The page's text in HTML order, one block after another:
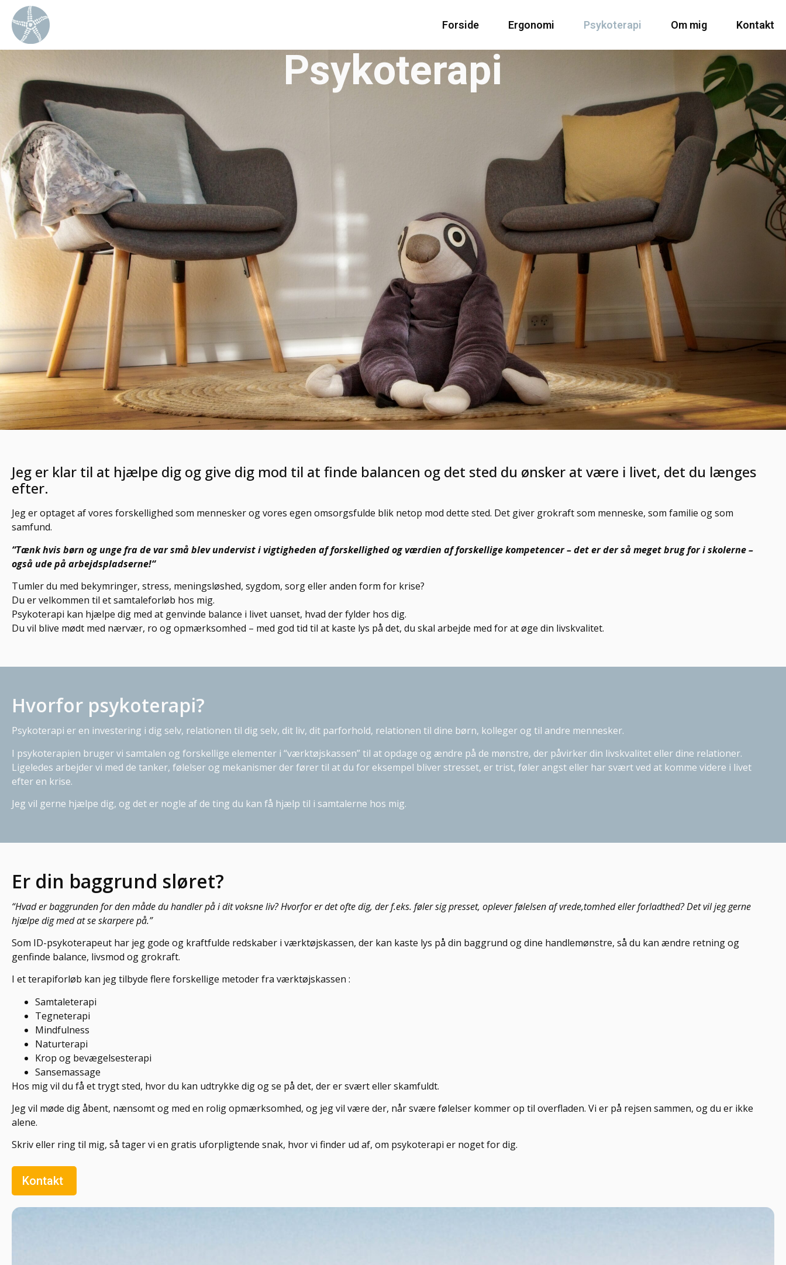
Forside Ergonomi Psykoterapi Om mig Kontakt
Psykoterapi
Jeg er klar til at hjælpe dig og give dig mod til at finde balancen og det sted du ønsker at være i livet, det du længes
efter.
Jeg er optaget af vores forskellighed som mennesker og vores egen omsorgsfulde blik netop mod dette sted. Det giver grokraft som menneske, som familie og som
samfund.
“Tænk hvis børn og unge fra de var små blev undervist i vigtigheden af forskellighed og værdien af forskellige kompetencer – det er der så meget brug for i skolerne –
også ude på arbejdspladserne!“
Tumler du med bekymringer, stress, meningsløshed, sygdom, sorg eller anden form for krise?
Du er velkommen til et samtaleforløb hos mig.
Psykoterapi kan hjælpe dig med at genvinde balance i livet uanset, hvad der fylder hos dig.
Du vil blive mødt med nærvær, ro og opmærksomhed – med god tid til at kaste lys på det, du skal arbejde med for at øge din livskvalitet.
Hvorfor psykoterapi?
Psykoterapi er en investering i dig selv, relationen til dig selv, dit liv, dit parforhold, relationen til dine børn, kolleger og til andre mennesker.
I psykoterapien bruger vi samtalen og forskellige elementer i “værktøjskassen” til at opdage og ændre på de mønstre, der påvirker din livskvalitet eller dine relationer.
Ligeledes arbejder vi med de tanker, følelser og mekanismer der fører til at du for eksempel bliver stresset, er trist, føler angst eller har svært ved at komme videre i livet
efter en krise.
Jeg vil gerne hjælpe dig, og det er nogle af de ting du kan få hjælp til i samtalerne hos mig.
Er din baggrund sløret?
“Hvad er baggrunden for den måde du handler på i dit voksne liv? Hvorfor er det ofte dig, der f.eks. føler sig presset, oplever følelsen af vrede,tomhed eller forladthed? Det vil jeg gerne
hjælpe dig med at se skarpere på.”
Som ID-psykoterapeut har jeg gode og kraftfulde redskaber i værktøjskassen, der kan kaste lys på din baggrund og dine handlemønstre, så du kan ændre retning og
genfinde balance, livsmod og grokraft.
I et terapiforløb kan jeg tilbyde flere forskellige metoder fra værktøjskassen :
Samtaleterapi
Tegneterapi
Mindfulness
Naturterapi
Krop og bevægelsesterapi
Sansemassage
Hos mig vil du få et trygt sted, hvor du kan udtrykke dig og se på det, der er svært eller skamfuldt.
Jeg vil møde dig åbent, nænsomt og med en rolig opmærksomhed, og jeg vil være der, når svære følelser kommer op til overfladen. Vi er på rejsen sammen, og du er ikke
alene.
Skriv eller ring til mig, så tager vi en gratis uforpligtende snak, hvor vi finder ud af, om psykoterapi er noget for dig.
Kontakt